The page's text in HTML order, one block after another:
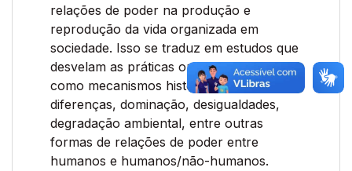
relações de poder na produção e
reprodução da vida organizada em
sociedade. Isso se traduz em estudos que
desvelam as práticas organizacionais
como mecanismos históricos de
diferenças, dominação, desigualdades,
degradação ambiental, entre outras
formas de relações de poder entre
humanos e humanos/não-humanos.